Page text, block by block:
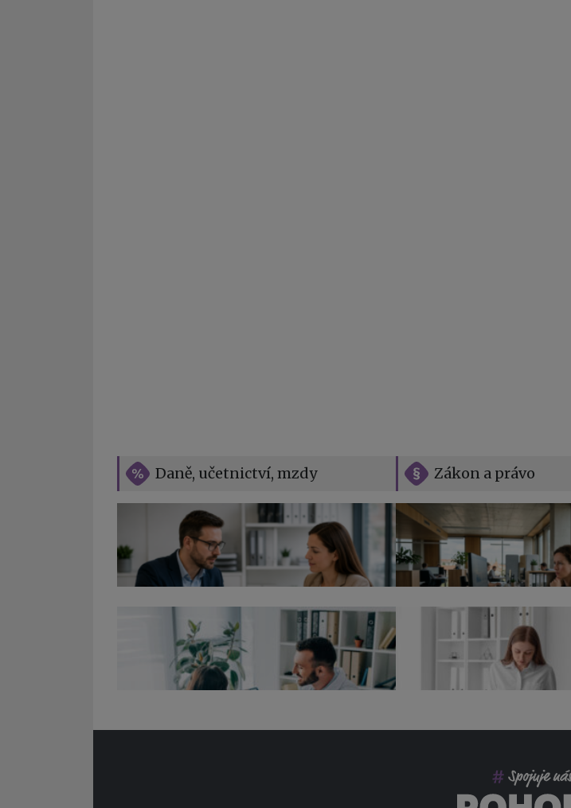
Daně, učetnictví, mzdy Zákon a právo
Vše o překážkách v práci
zaměstnavatele